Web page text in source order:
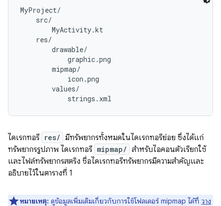
MyProject/
    src/
        MyActivity.kt
    res/
        drawable/
            graphic.png
        mipmap/
            icon.png
        values/
ไดเรกทอรี res/ มีทรัพยากรทั้งหมดในไดเรกทอรีย่อย ซึ่งได้แก่
ทรัพยากรรูปภาพ ไดเรกทอรี mipmap/ สำหรับไอคอนตัวเรียกใช้
และไฟล์ทรัพยากรสตริง ชื่อไดเรกทอรีทรัพยากรมีความสำคัญและ
อธิบายไว้ในตารางที่ 1
หมายเหตุ: ดูข้อมูลเพิ่มเติมเกี่ยวกับการใช้โฟลเดอร์ mipmap ได้ที่ วาง